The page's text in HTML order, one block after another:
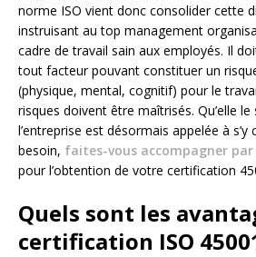
norme ISO vient donc consolider cette
instruisant au top management
cadre de travail sain aux employés. Il
tout facteur pouvant constituer un
(physique, mental, cognitif) pour le
risques doivent être maîtrisés. Qu’elle
l’entreprise est désormais appelée à
besoin, faites-vous accompagner
pour l’obtention de votre certification
Quels sont les
certification ISO